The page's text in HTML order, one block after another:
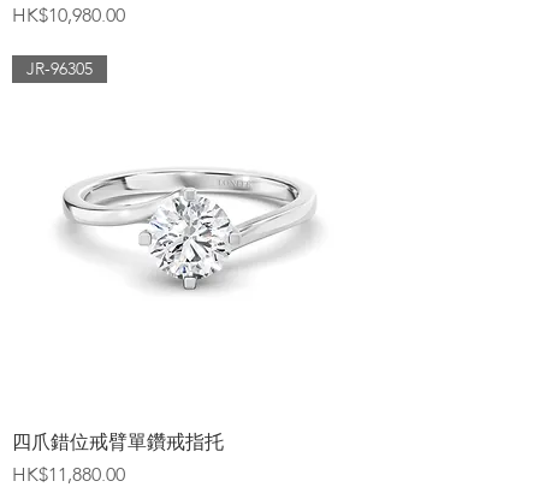
價格
HK$10,980.00
JR-96305
四爪錯位戒臂單鑽戒指托
價格
HK$11,880.00